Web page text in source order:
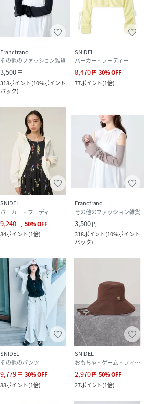
レタン10%,ナイロン9%
RP9409_SWGG261697
SWGG261697-L4-3U RP9409)
Francfranc
その他のファッション雑貨
3,500円
318ポイント(10%ポイント
バック)
SNIDEL
パーカー・フーディー
8,470円 30%OFF
77ポイント(1倍)
SNIDEL
パーカー・フーディー
9,240円 50%OFF
84ポイント(1倍)
Francfranc
その他のファッション雑貨
3,500円
318ポイント(10%ポイント
バック)
SNIDEL
その他のパンツ
9,779円 30%OFF
88ポイント(1倍)
SNIDEL
おもちゃ・ゲーム・フィギュア
2,970円 50%OFF
27ポイント(1倍)